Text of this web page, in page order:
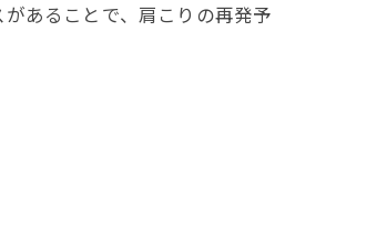
あることで、肩こりの再発予